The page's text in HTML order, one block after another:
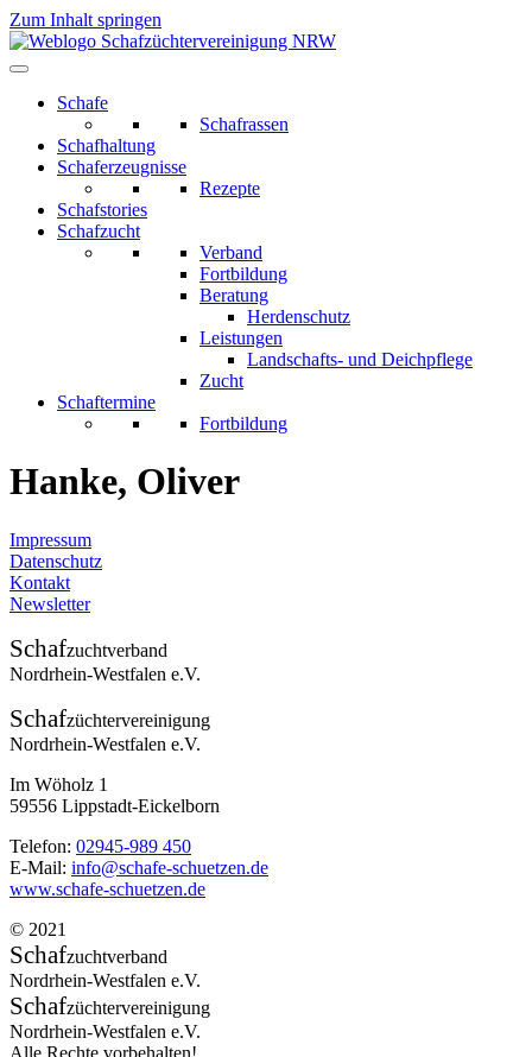
Zum Inhalt springen
Schafe
Schafrassen
Schafhaltung
Schaferzeugnisse
Rezepte
Schafstories
Schafzucht
Verband
Fortbildung
Beratung
Herdenschutz
Leistungen
Landschafts- und Deichpflege
Zucht
Schaftermine
Fortbildung
Hanke, Oliver
Impressum
Datenschutz
Kontakt
Newsletter
Schafzuchtverband
Nordrhein-Westfalen e.V.
Schafzüchtervereinigung
Nordrhein-Westfalen e.V.
Im Wöholz 1
59556 Lippstadt-Eickelborn
Telefon: 02945-989 450
E-Mail: info@schafe-schuetzen.de
www.schafe-schuetzen.de
© 2021
Schafzuchtverband
Nordrhein-Westfalen e.V.
Schafzüchtervereinigung
Nordrhein-Westfalen e.V.
Alle Rechte vorbehalten!